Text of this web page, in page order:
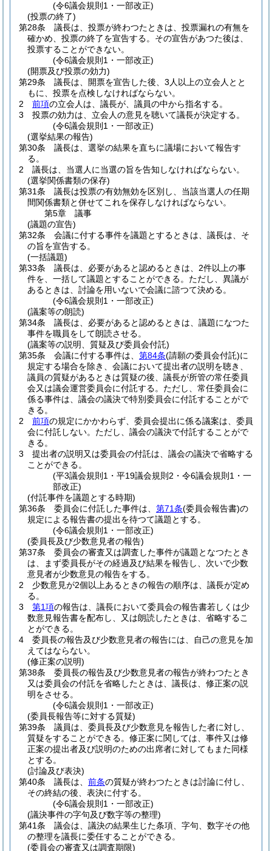
(令6議会規則1・一部改正)
(投票の終了)
第28条
議長は、投票が終わつたときは、投票漏れの有無を
確かめ、投票の終了を宣告する。 その宣告があつた後は、
投票することができない。
(令6議会規則1・一部改正)
(開票及び投票の効力)
第29条
議長は、開票を宣告した後、3人以上の立会人とと
もに、投票を点検しなければならない。
2
前項の立会人は、議長が、議員の中から指名する。
3
投票の効力は、立会人の意見を聴いて議長が決定する。
(令6議会規則1・一部改正)
(選挙結果の報告)
第30条
議長は、選挙の結果を直ちに議場において報告す
る。
2
議長は、当選人に当選の旨を告知しなければならない。
(選挙関係書類の保存)
第31条
議長は投票の有効無効を区別し、当該当選人の任期
間関係書類と併せてこれを保存しなければならない。
第5章
議事
(議題の宣告)
第32条
会議に付する事件を議題とするときは、議長は、そ
の旨を宣告する。
(一括議題)
第33条
議長は、必要があると認めるときは、2件以上の事
件を、一括して議題とすることができる。 ただし、異議が
あるときは、討論を用いないで会議に諮つて決める。
(令6議会規則1・一部改正)
(議案等の朗読)
第34条
議長は、必要があると認めるときは、議題になつた
事件を職員をして朗読させる。
(議案等の説明、質疑及び委員会付託)
第35条
会議に付する事件は、 第84条(請願の委員会付託)に
規定する場合を除き、会議において提出者の説明を聴き、
議員の質疑があるときは質疑の後、議長が所管の常任委員
会又は議会運営委員会に付託する。 ただし、常任委員会に
係る事件は、議会の議決で特別委員会に付託することがで
きる。
2
前項の規定にかかわらず、委員会提出に係る議案は、委員
会に付託しない。 ただし、議会の議決で付託することがで
きる。
3
提出者の説明又は委員会の付託は、議会の議決で省略する
ことができる。
(平3議会規則1・平19議会規則2・令6議会規則1・一
部改正)
(付託事件を議題とする時期)
第36条
委員会に付託した事件は、 第71条(委員会報告書)の
規定による報告書の提出を待つて議題とする。
(令6議会規則1・一部改正)
(委員長及び少数意見者の報告)
第37条
委員会の審査又は調査した事件が議題となつたとき
は、まず委員長がその経過及び結果を報告し、次いで少数
意見者が少数意見の報告をする。
2
少数意見が2個以上あるときの報告の順序は、議長が定め
る。
3
第1項の報告は、議長において委員会の報告書若しくは少
数意見報告書を配布し、又は朗読したときは、省略するこ
とができる。
4
委員長の報告及び少数意見者の報告には、自己の意見を加
えてはならない。
(修正案の説明)
第38条
委員長の報告及び少数意見者の報告が終わつたとき
又は委員会の付託を省略したときは、議長は、修正案の説
明をさせる。
(令6議会規則1・一部改正)
(委員長報告等に対する質疑)
第39条
議員は、委員長及び少数意見を報告した者に対し、
質疑をすることができる。 修正案に関しては、事件又は修
正案の提出者及び説明のための出席者に対してもまた同様
とする。
(討論及び表決)
第40条
議長は、 前条の質疑が終わつたときは討論に付し、
その終結の後、表決に付する。
(令6議会規則1・一部改正)
(議決事件の字句及び数字等の整理)
第41条
議会は、議決の結果生じた条項、字句、数字その他
の整理を議長に委任することができる。
(委員会の審査又は調査期限)